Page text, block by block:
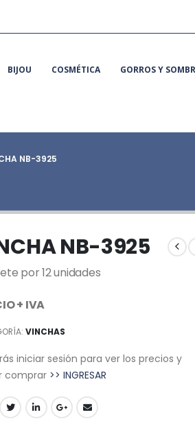
BIJOU COSMÉTICA GORROS Y
NB-3925
NB-3925
por 12 unidades
+ IVA
VINCHAS
iniciar sesión para ver los precios y
comprar >> INGRESAR